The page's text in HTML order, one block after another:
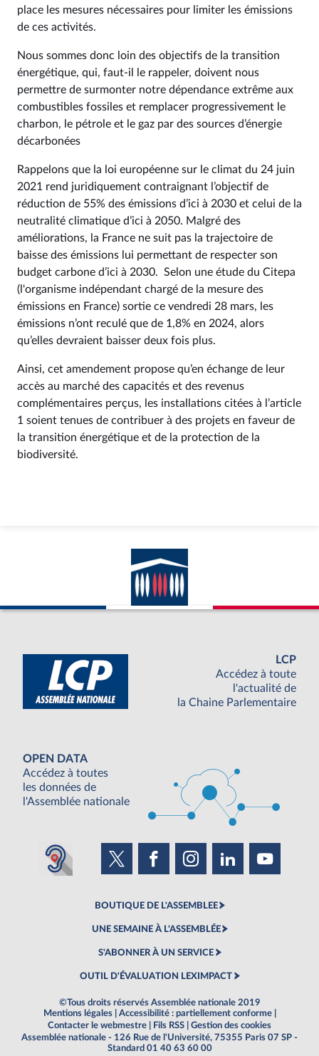
place les mesures nécessaires pour limiter les émissions
de ces activités.
Nous sommes donc loin des objectifs de la transition
énergétique, qui, faut-il le rappeler, doivent nous
permettre de surmonter notre dépendance extrême aux
combustibles fossiles et remplacer progressivement le
charbon, le pétrole et le gaz par des sources d’énergie
décarbonées
Rappelons que la loi européenne sur le climat du 24 juin
2021 rend juridiquement contraignant l’objectif de
réduction de 55% des émissions d’ici à 2030 et celui de la
neutralité climatique d’ici à 2050. Malgré des
améliorations, la France ne suit pas la trajectoire de
baisse des émissions lui permettant de respecter son
budget carbone d’ici à 2030. Selon une étude du Citepa
(l'organisme indépendant chargé de la mesure des
émissions en France) sortie ce vendredi 28 mars, les
émissions n’ont reculé que de 1,8% en 2024, alors
qu’elles devraient baisser deux fois plus.
Ainsi, cet amendement propose qu’en échange de leur
accès au marché des capacités et des revenus
complémentaires perçus, les installations citées à l’article
1 soient tenues de contribuer à des projets en faveur de
la transition énergétique et de la protection de la
biodiversité.
LCP
Accédez à toute
l'actualité de
la Chaine Parlementaire
OPEN DATA
Accédez à toutes
les données de
l'Assemblée nationale
BOUTIQUE DE L'ASSEMBLEE
UNE SEMAINE À L'ASSEMBLÉE
S'ABONNER À UN SERVICE
OUTIL D'ÉVALUATION LEXIMPACT
©Tous droits réservés Assemblée nationale 2019
Mentions légales
Accessibilité : partiellement conforme
Contacter le webmestre
Fils RSS
Gestion des cookies
Assemblée nationale - 126 Rue de l'Université, 75355 Paris 07 SP -
Standard 01 40 63 60 00